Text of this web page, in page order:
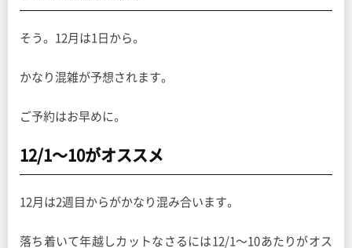
そう。12月は1日から。
かなり混雑が予想されます。
ご予約はお早めに。
12/1〜10がオススメ
12月は2週目からがかなり混み合います。
落ち着いて年越しカットなさるには12/1〜10あたりがオス